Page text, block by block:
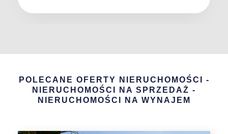
POLECANE OFERTY NIERUCHOMOŚCI -
NIERUCHOMOŚCI NA SPRZEDAŻ -
NIERUCHOMOŚCI NA WYNAJEM